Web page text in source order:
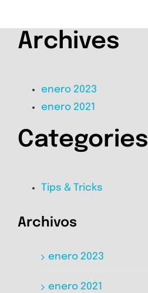
Archives
enero 2023
enero 2021
Categories
Tips & Tricks
Archivos
enero 2023
enero 2021